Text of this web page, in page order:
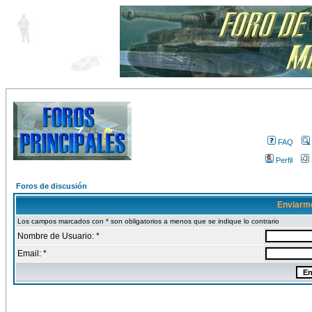
FAQ
Perfil
Foros de discusión
Los campos marcados con * son obligatorios a menos que se indique lo contrario
Nombre de Usuario: *
Email: *